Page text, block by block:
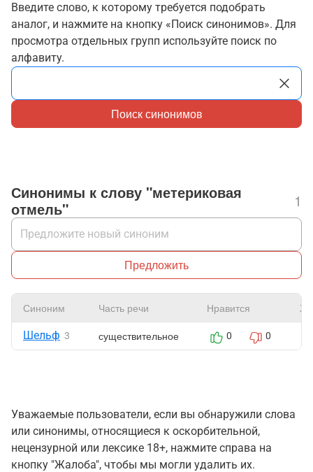
Введите слово, к которому требуется подобрать
аналог, и нажмите на кнопку «Поиск синонимов». Для
просмотра отдельных групп используйте поиск по
алфавиту.
Поиск синонимов
Синонимы к слову "метериковая
отмель"
1
Предложить
Синоним Часть речи Нравится
Шельф 3 существительное 0 0
Уважаемые пользователи, если вы обнаружили слова
или синонимы, относящиеся к оскорбительной,
нецензурной или лексике 18+, нажмите справа на
кнопку "Жалоба", чтобы мы могли удалить их.